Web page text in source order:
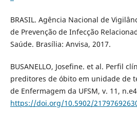
BRASIL. Agência Nacional de
de Prevenção de Infecção
Saúde. Brasília: Anvisa, 2017.
BUSANELLO, Josefine. et al. Perfil
preditores de óbito em unidade de
de Enfermagem da UFSM, v. 11,
https://doi.org/10.5902/